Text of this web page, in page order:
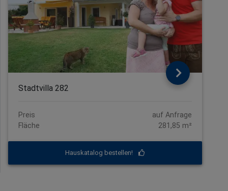
Stadtvilla 282
Preis
auf Anfrage
Fläche
281,85 m²
Hauskatalog bestellen!